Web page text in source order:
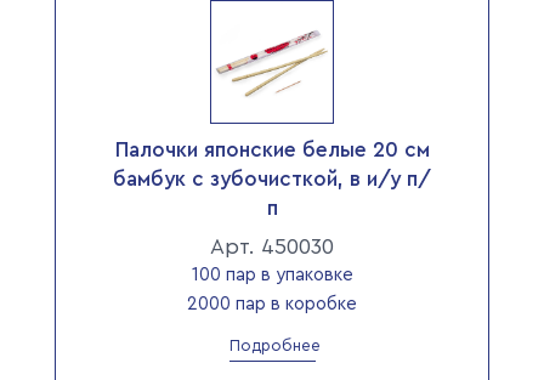
Палочки японские белые 20 см
бамбук с зубочисткой, в и/у п/
п
Арт. 450030
100 пар в упаковке
2000 пар в коробке
Подробнее